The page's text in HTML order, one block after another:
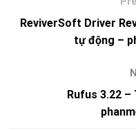
ReviverSoft Driver
tự động –
Rufus 3.22 –